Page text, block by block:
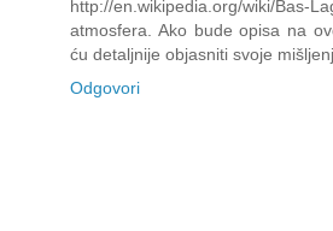
http://en.wikipedia.org/wiki/
atmosfera. Ako bude opisa na
ću detaljnije objasniti svoje
Odgovori